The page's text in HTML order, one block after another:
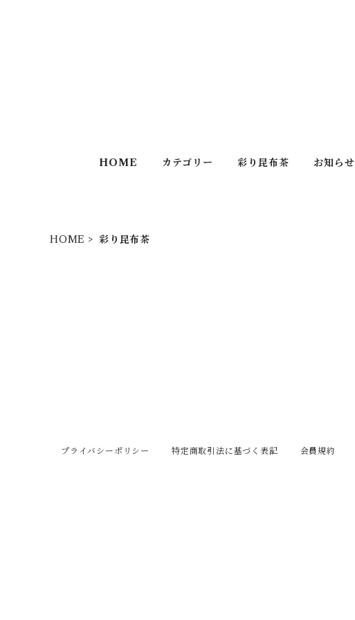
HOME カテゴリー 彩り昆布茶 お知らせ
HOME 彩り昆布茶
プライバシーポリシー 特定商取引法に基づく表記 会員規約